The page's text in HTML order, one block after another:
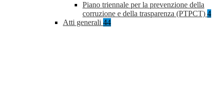
Piano triennale per la prevenzione della
corruzione e della trasparenza (PTPCT) 4
Atti generali 44